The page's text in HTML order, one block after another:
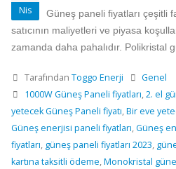
Nis
Güneş paneli fiyatları çeşitli
satıcının maliyetleri ve piyasa
zamanda daha pahalıdır. Polikristal
Tarafından Toggo Enerji
Genel
1000W Güneş Paneli fiyatları,2. el
yetecek Güneş Paneli fiyatı,Bir eve
Güneş enerjisi paneli fiyatları,Güneş
fiyatları, güneş paneli fiyatları 2023,
kartına taksitli ödeme,Monokristal